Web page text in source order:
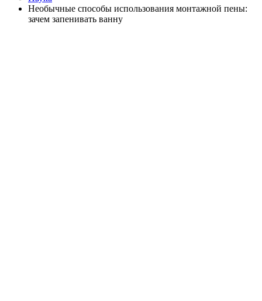
Необычные способы использования монтажной пены:
зачем запенивать ванну